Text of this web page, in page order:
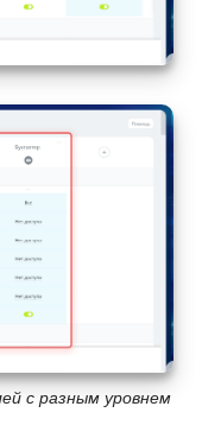
с разным уровнем